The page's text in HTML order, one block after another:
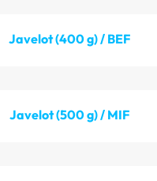
Javelot (400 g) / BEF
Javelot (500 g) / MIF